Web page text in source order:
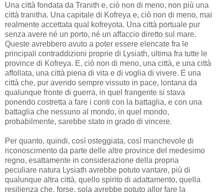
Una città fondata da Tranith e, ciò non di meno, non più una
città tranitha. Una capitale di Kofreya e, ciò non di meno, mai
realmente accettata qual kofreyota. Una città portuale pur
senza avere né un porto, né un affaccio diretto sul mare.
Queste avrebbero avuto a poter essere elencate fra le
principali contraddizioni proprie di Lysiath, ultima fra tutte le
province di Kofreya. E, ciò non di meno, una città, e una città
affollata, una città piena di vita e di voglia di vivere. E una
città che, pur avendo sempre vissuto in pace, lontana da
qualunque fronte di guerra, in quel frangente si stava
ponendo costretta a fare i conti con la battaglia, e con una
battaglia che nessuno al mondo, in quel mondo,
probabilmente, sarebbe stato in grado di vincere.
Per quanto, quindi, così osteggiata, così manchevole di
riconoscimento da parte delle altre province del medesimo
regno, esattamente in considerazione della propria
peculiare natura Lysiath avrebbe potuto vantare, più di
qualunque altra città, quello spirito di adattamento, quella
resilienza che, forse, sola avrebbe potuto allor fare la